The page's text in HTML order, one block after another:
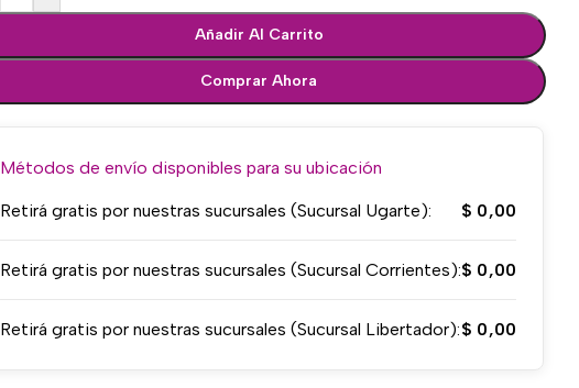
Añadir Al Carrito
Comprar Ahora
Métodos de envío disponibles para su ubicación
Retirá gratis por nuestras sucursales (Sucursal Ugarte): $ 0,00
Retirá gratis por nuestras sucursales (Sucursal Corrientes):$ 0,00
Retirá gratis por nuestras sucursales (Sucursal Libertador):$ 0,00